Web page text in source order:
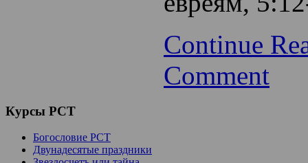
Continue
Comment
Курсы РСТ
Богословие РСТ
Двунадесятые праздники